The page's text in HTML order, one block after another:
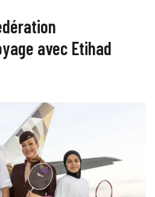
avec Etihad